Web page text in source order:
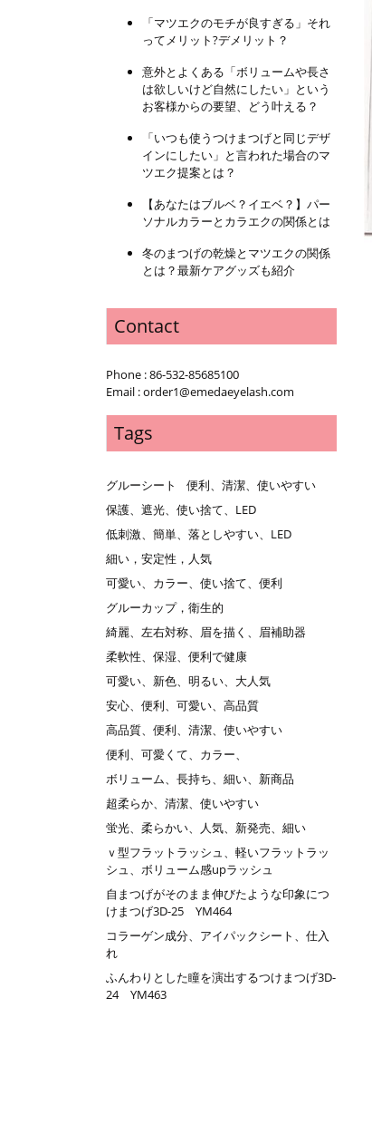
「マツエクのモチが良すぎる」それ
ってメリット?デメリット？
意外とよくある「ボリュームや長さ
は欲しいけど自然にしたい」という
お客様からの要望、どう叶える？
「いつも使うつけまつげと同じデザ
インにしたい」と言われた場合のマ
ツエク提案とは？
【あなたはブルベ？イエベ？】パー
ソナルカラーとカラエクの関係とは
冬のまつげの乾燥とマツエクの関係
とは？最新ケアグッズも紹介
Contact
Phone : 86-532-85685100
Email : order1@emedaeyelash.com
Tags
グルーシート
便利、清潔、使いやすい
保護、遮光、使い捨て、LED
低刺激、簡単、落としやすい、LED
細い，安定性，人気
可愛い、カラー、使い捨て、便利
グルーカップ，衛生的
綺麗、左右対称、眉を描く、眉補助器
柔軟性、保湿、便利で健康
可愛い、新色、明るい、大人気
安心、便利、可愛い、高品質
高品質、便利、清潔、使いやすい
便利、可愛くて、カラー、
ボリューム、長持ち、細い、新商品
超柔らか、清潔、使いやすい
蛍光、柔らかい、人気、新発売、細い
ｖ型フラットラッシュ、軽いフラットラッ
シュ、ボリューム感upラッシュ
自まつげがそのまま伸びたような印象につ
けまつげ3D-25 YM464
コラーゲン成分、アイパックシート、仕入
れ
ふんわりとした瞳を演出するつけまつげ3D-
24 YM463